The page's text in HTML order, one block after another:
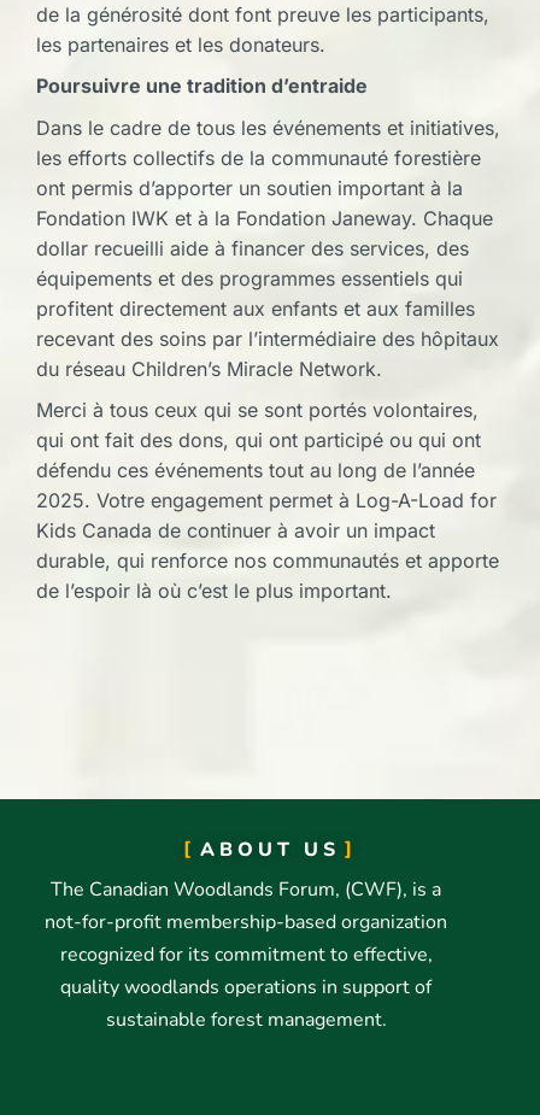
de la générosité dont font preuve les participants,
les partenaires et les donateurs.
Poursuivre une tradition d’entraide
Dans le cadre de tous les événements et initiatives,
les efforts collectifs de la communauté forestière
ont permis d’apporter un soutien important à la
Fondation IWK et à la Fondation Janeway. Chaque
dollar recueilli aide à financer des services, des
équipements et des programmes essentiels qui
profitent directement aux enfants et aux familles
recevant des soins par l’intermédiaire des hôpitaux
du réseau Children’s Miracle Network.
Merci à tous ceux qui se sont portés volontaires,
qui ont fait des dons, qui ont participé ou qui ont
défendu ces événements tout au long de l’année
2025. Votre engagement permet à Log-A-Load for
Kids Canada de continuer à avoir un impact
durable, qui renforce nos communautés et apporte
de l’espoir là où c’est le plus important.
ABOUT US
The Canadian Woodlands Forum, (CWF), is a
not-for-profit membership-based organization
recognized for its commitment to effective,
quality woodlands operations in support of
sustainable forest management.